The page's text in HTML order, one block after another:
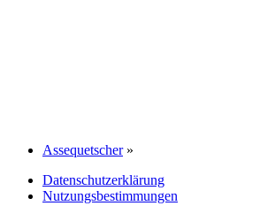
Assequetscher »
Datenschutzerklärung
Nutzungsbestimmungen